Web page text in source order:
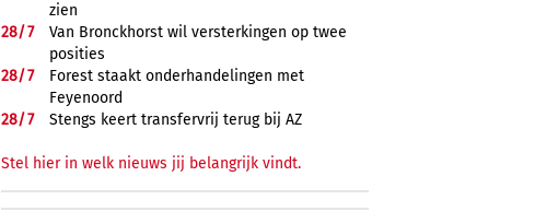
zien
28/7
Van Bronckhorst wil versterkingen op twee
posities
28/7
Forest staakt onderhandelingen met
Feyenoord
28/7 Stengs keert transfervrij terug bij AZ
Stel hier in welk nieuws jij belangrijk vindt.